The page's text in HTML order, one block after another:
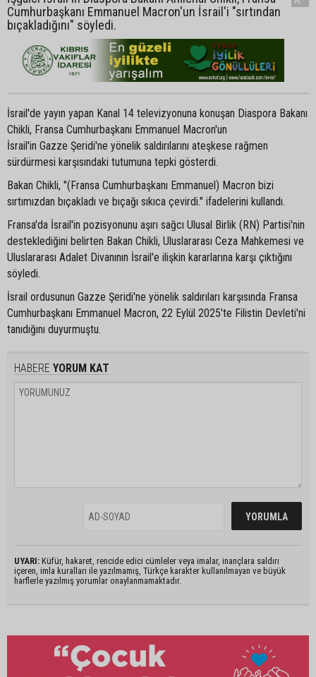
Cumhurbaşkanı Emmanuel Macron'un İsrail'i "sırtından
bıçakladığını" söyledi.
İsrail'de yayın yapan Kanal 14 televizyonuna konuşan Diaspora Bakanı
Chikli, Fransa Cumhurbaşkanı Emmanuel Macron'un
İsrail'in Gazze Şeridi'ne yönelik saldırılarını ateşkese rağmen
sürdürmesi karşısındaki tutumuna tepki gösterdi.
Bakan Chikli, "(Fransa Cumhurbaşkanı Emmanuel) Macron bizi
sırtımızdan bıçakladı ve bıçağı sıkıca çevirdi." ifadelerini kullandı.
Fransa'da İsrail'in pozisyonunu aşırı sağcı Ulusal Birlik (RN) Partisi'nin
desteklediğini belirten Bakan Chikli, Uluslararası Ceza Mahkemesi ve
Uluslararası Adalet Divanının İsrail'e ilişkin kararlarına karşı çıktığını
söyledi.
İsrail ordusunun Gazze Şeridi'ne yönelik saldırıları karşısında Fransa
Cumhurbaşkanı Emmanuel Macron, 22 Eylül 2025'te Filistin Devleti'ni
tanıdığını duyurmuştu.
HABERE YORUM KAT
UYARI: Küfür, hakaret, rencide edici cümleler veya imalar, inançlara saldırı
içeren, imla kuralları ile yazılmamış, Türkçe karakter kullanılmayan ve büyük
harflerle yazılmış yorumlar onaylanmamaktadır.